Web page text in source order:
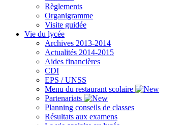
vous êtes les bienvenus !!!
Règlements
Organigramme
Visite guidée
Vie du lycée
Archives 2013-2014
Actualités 2014-2015
Aides financières
CDI
EPS / UNSS
Menu du restaurant scolaire
Partenariats
Planning conseils de classes
Résultats aux examens